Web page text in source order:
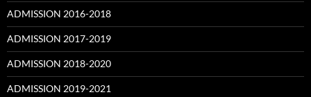
ADMISSION 2016-2018
ADMISSION 2017-2019
ADMISSION 2018-2020
ADMISSION 2019-2021